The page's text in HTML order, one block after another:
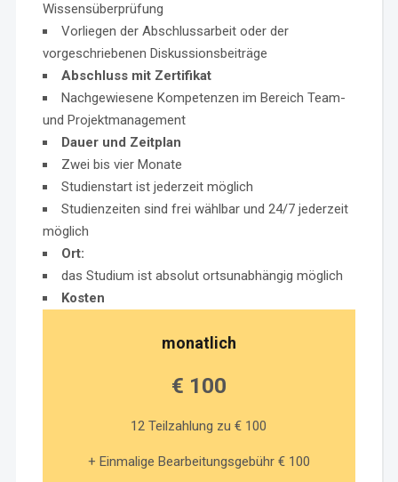
Wissensüberprüfung
Vorliegen der Abschlussarbeit oder der
vorgeschriebenen Diskussionsbeiträge
Abschluss mit Zertifikat
Nachgewiesene Kompetenzen im Bereich Team-
und Projektmanagement
Dauer und Zeitplan
Zwei bis vier Monate
Studienstart ist jederzeit möglich
Studienzeiten sind frei wählbar und 24/7 jederzeit
möglich
Ort:
das Studium ist absolut ortsunabhängig möglich
Kosten
monatlich
€ 100
12 Teilzahlung zu € 100
+ Einmalige Bearbeitungsgebühr € 100